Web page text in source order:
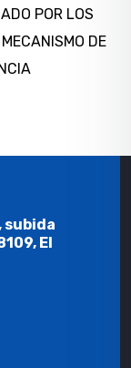
POR LOS
DE
subida
El